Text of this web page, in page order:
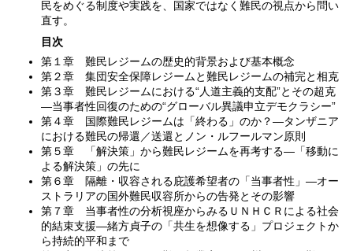
民をめぐる制度や実践を、国家ではなく難民の視点から問い
直す。
目次
第１章 難民レジームの歴史的背景および基本概念
第２章 集団安全保障レジームと難民レジームの補完と相克
第３章 難民レジームにおける“人道主義的支配”とその超克
―当事者性回復のための“グローバル異議申立デモクラシー”
第４章 国際難民レジームは「終わる」のか？―タンザニア
における難民の帰還／送還とノン・ルフールマン原則
第５章 「解決策」から難民レジームを再考する―「移動に
よる解決策」の先に
第６章 隔離・収容される庇護希望者の「当事者性」―オー
ストラリアの国外難民収容所からの告発とその影響
第７章 当事者性の分析視座からみるＵＮＨＣＲによる社会
的結束支援―緒方貞子の「共生を想像する」プロジェクトか
ら持続的平和まで